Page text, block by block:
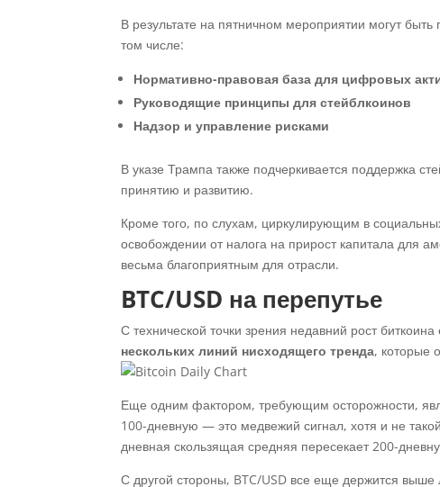
В результате на пятничном мероприятии могут
том числе:
Нормативно-правовая база для цифровых
Руководящие принципы для стейблкоинов
Надзор и управление рисками
В указе Трампа также подчеркивается поддержка
принятию и развитию.
Кроме того, по слухам, циркулирующим в
освобождении от налога на прирост капитала для
весьма благоприятным для отрасли.
BTC/USD на перепутье
С технической точки зрения недавний рост
нескольких линий нисходящего тренда, которые
Еще одним фактором, требующим осторожности,
100-дневную — это медвежий сигнал, хотя и не
дневная скользящая средняя пересекает 200-
С другой стороны, BTC/USD все еще держится